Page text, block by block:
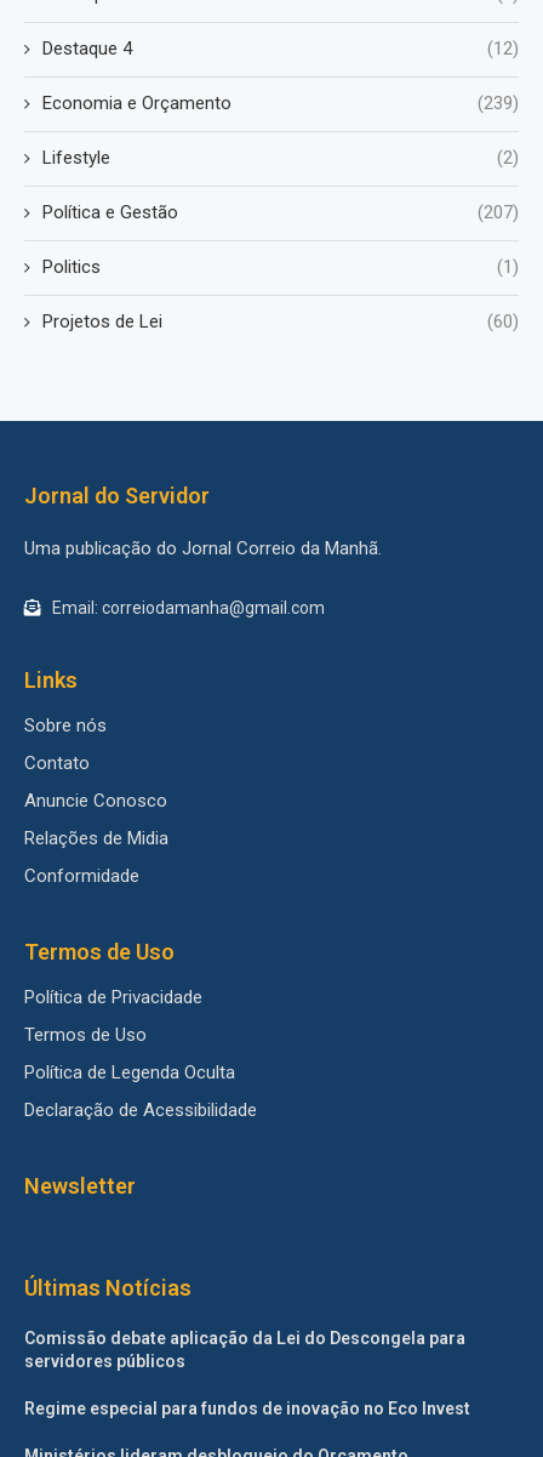
Destaque 4 (12)
Economia e Orçamento (239)
Lifestyle (2)
Política e Gestão (207)
Politics (1)
Projetos de Lei (60)
Jornal do Servidor
Uma publicação do Jornal Correio da Manhã.
Email: correiodamanha@gmail.com
Links
Sobre nós
Contato
Anuncie Conosco
Relações de Midia
Conformidade
Termos de Uso
Política de Privacidade
Termos de Uso
Política de Legenda Oculta
Declaração de Acessibilidade
Newsletter
Últimas Notícias
Comissão debate aplicação da Lei do Descongela para
servidores públicos
Regime especial para fundos de inovação no Eco Invest